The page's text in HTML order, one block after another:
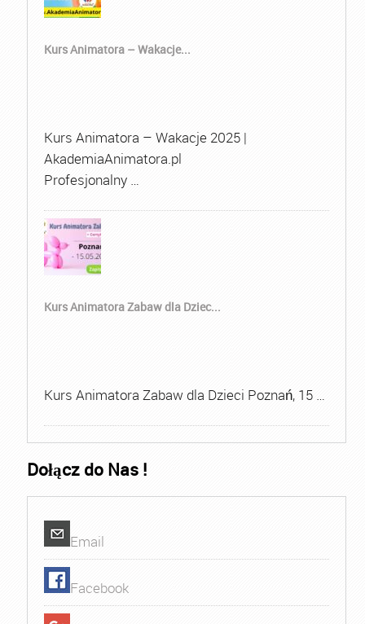
Kurs Animatora – Wakacje...
Kurs Animatora – Wakacje 2025 |
AkademiaAnimatora.pl
Profesjonalny …
Kurs Animatora Zabaw dla Dziec...
Kurs Animatora Zabaw dla Dzieci Poznań, 15 …
Dołącz do Nas !
Email
Facebook